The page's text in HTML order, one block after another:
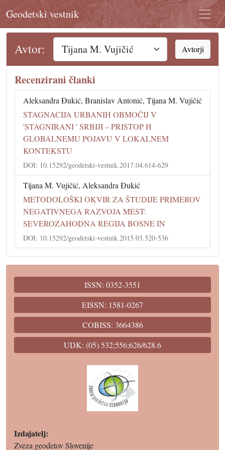
Geodetski vestnik
Avtor: Avtorji
Recenzirani članki
Aleksandra Đukić, Branislav Antonić, Tijana M. Vujičić
STAGNACIJA URBANIH OBMOČIJ V
'STAGNIRANI ' SRBIJI – PRISTOP H
GLOBALNEMU POJAVU V LOKALNEM
KONTEKSTU
DOI: 10.15292/geodetski-vestnik.2017.04.614-629
Tijana M. Vujičić, Aleksandra Đukić
METODOLOŠKI OKVIR ZA ŠTUDIJE PRIMEROV
NEGATIVNEGA RAZVOJA MEST:
SEVEROZAHODNA REGIJA BOSNE IN
DOI: 10.15292/geodetski-vestnik.2015.03.520-536
ISSN: 0352-3551
EISSN: 1581-0267
COBISS: 3664386
UDK: (05) 532;556;626/628.6
Izdajatelj:
Zveza geodetov Slovenije